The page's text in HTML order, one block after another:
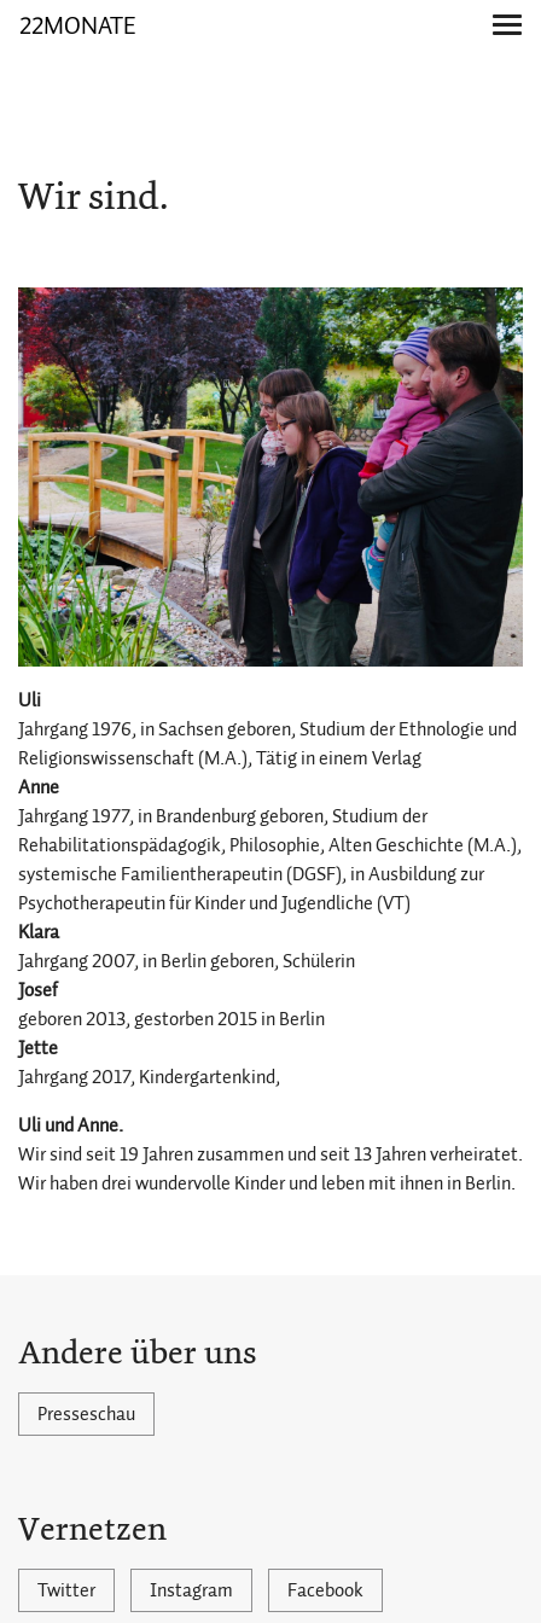
22MONATE
Wir sind.
Uli
Jahrgang 1976, in Sachsen geboren, Studium der Ethnologie und
Religionswissenschaft (M.A.), Tätig in einem Verlag
Anne
Jahrgang 1977, in Brandenburg geboren, Studium der
Rehabilitationspädagogik, Philosophie, Alten Geschichte (M.A.),
systemische Familientherapeutin (DGSF), in Ausbildung zur
Psychotherapeutin für Kinder und Jugendliche (VT)
Klara
Jahrgang 2007, in Berlin geboren, Schülerin
Josef
geboren 2013, gestorben 2015 in Berlin
Jette
Jahrgang 2017, Kindergartenkind,
Uli und Anne.
Wir sind seit 19 Jahren zusammen und seit 13 Jahren verheiratet.
Wir haben drei wundervolle Kinder und leben mit ihnen in Berlin.
Andere über uns
Presseschau
Vernetzen
Twitter Instagram Facebook